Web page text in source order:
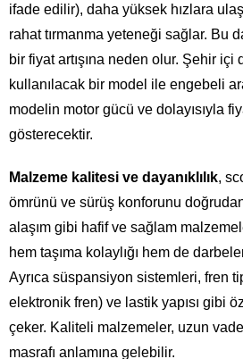
ifade edilir), daha yüksek hızlara
rahat tırmanma yeteneği sağlar. Bu
bir fiyat artışına neden olur. Şehir içi
kullanılacak bir model ile engebeli
modelin motor gücü ve dolayısıyla
gösterecektir.
Malzeme kalitesi ve dayanıklılık,
ömrünü ve sürüş konforunu
alaşım gibi hafif ve sağlam
hem taşıma kolaylığı hem de
Ayrıca süspansiyon sistemleri, fren
elektronik fren) ve lastik yapısı gibi
çeker. Kaliteli malzemeler, uzun
masrafı anlamına gelebilir.